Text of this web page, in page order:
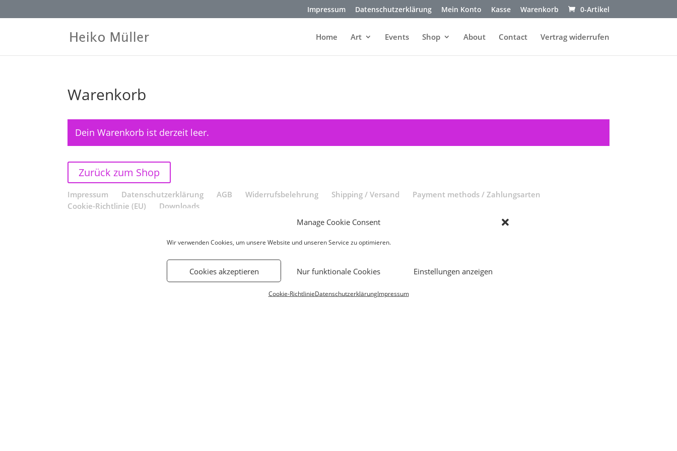
Manage Cookie Consent
Wir verwenden Cookies, um unsere Website und unseren Service zu optimieren.
Cookies akzeptieren Nur funktionale Cookies Einstellungen anzeigen
Cookie-RichtlinieDatenschutzerklärungImpressum
Impressum Datenschutzerklärung Mein Konto Kasse Warenkorb 0-Artikel
Home Art Events Shop About Contact Vertrag widerrufen
Warenkorb
Dein Warenkorb ist derzeit leer.
Zurück zum Shop
Impressum Datenschutzerklärung AGB Widerrufsbelehrung Shipping / Versand
Payment methods / Zahlungsarten
Cookie-Richtlinie (EU)
Downloads
Vertrag widerrufen